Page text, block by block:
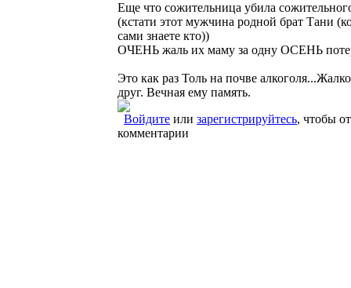
Еще что сожительница убила
(кстати этот мужчина родной брат Тани
сами знаете кто))
ОЧЕНЬ жаль их маму за одну ОСЕНЬ
Это как раз Толь на почве
друг. Вечная ему память.
Войдите или зарегистрируйтесь, чтобы
комментарии